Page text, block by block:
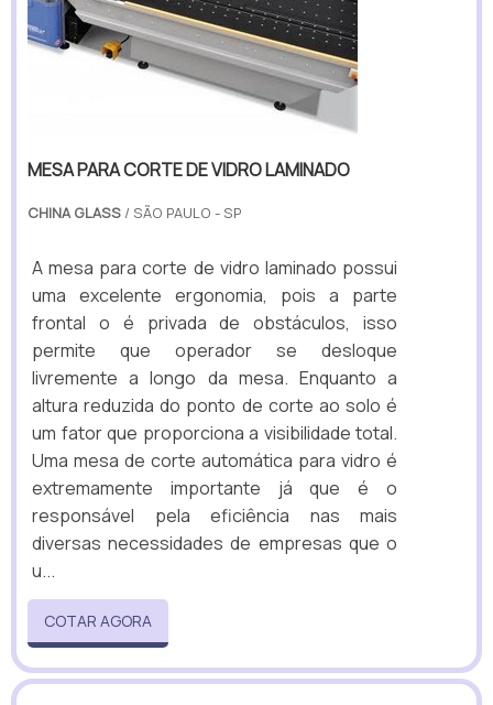
MESA PARA CORTE DE VIDRO LAMINADO
CHINA GLASS / SÃO PAULO - SP
A mesa para corte de vidro laminado possui
uma excelente ergonomia, pois a parte
frontal o é privada de obstáculos, isso
permite que operador se desloque
livremente a longo da mesa. Enquanto a
altura reduzida do ponto de corte ao solo é
um fator que proporciona a visibilidade total.
Uma mesa de corte automática para vidro é
extremamente importante já que é o
responsável pela eficiência nas mais
diversas necessidades de empresas que o
u...
COTAR AGORA